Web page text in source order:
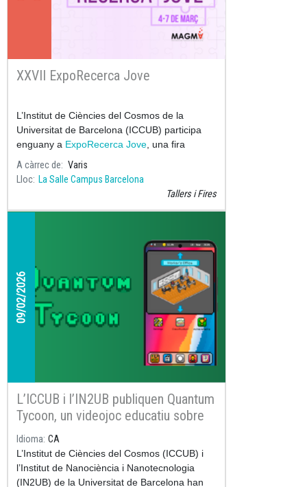
XXVII ExpoRecerca Jove
L’Institut de Ciències del Cosmos de la
Universitat de Barcelona (ICCUB) participa
enguany a ExpoRecerca Jove , una fira
internacional de
A càrrec de
Varis
Lloc La Salle Campus Barcelona
Tallers i Fires
09/02/2026
L’ICCUB i l’IN2UB publiquen Quantum
Tycoon, un videojoc educatiu sobre
computació quàntica disponible a
Google Play
Idioma CA
L’Institut de Ciències del Cosmos (ICCUB) i
l’Institut de Nanociència i Nanotecnologia
(IN2UB) de la Universitat de Barcelona han